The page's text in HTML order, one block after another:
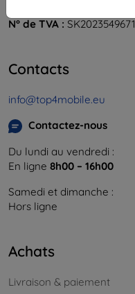
N° de TVA : SK2023549671
Contacts
info@top4mobile.eu
Contactez-nous
Du lundi au vendredi :
En ligne 8h00 – 16h00
Samedi et dimanche :
Hors ligne
Achats
Livraison & paiement